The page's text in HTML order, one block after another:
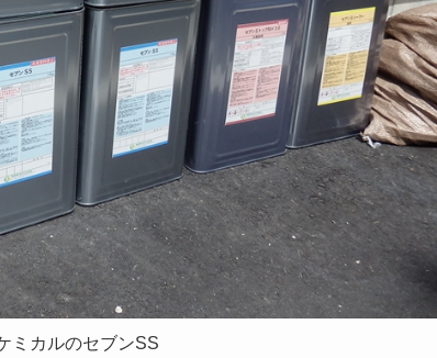
ミカルのセブンSS